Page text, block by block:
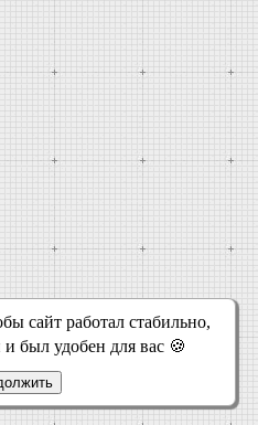
сайт работал стабильно,
был удобен для вас 🍪